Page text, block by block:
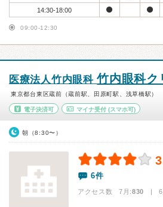
14:30-18:00
09:00-12:30
医療法人竹内眼科竹内眼科ク
東京都台東区蔵前（蔵前駅、田原町駅、浅草橋駅）
電子決済可 マイナ受付(スマホ可)
朝（8:30〜）
6件
アクセス数 7月:830 | 6